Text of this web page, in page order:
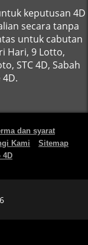
keputusan 4D
secara tanpa
untuk cabutan
Hari, 9 Lotto,
STC 4D, Sabah
dan syarat
Kami
Sitemap
4D